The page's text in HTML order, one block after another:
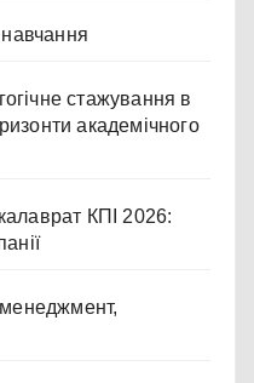
стажування в
академічного
КПІ 2026:
менеджмент,